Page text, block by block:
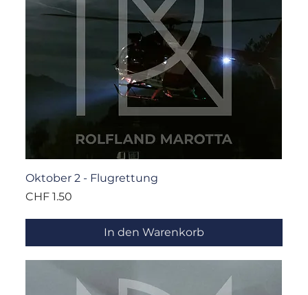
Oktober 2 - Flugrettung
Preis
CHF 1.50
In den Warenkorb